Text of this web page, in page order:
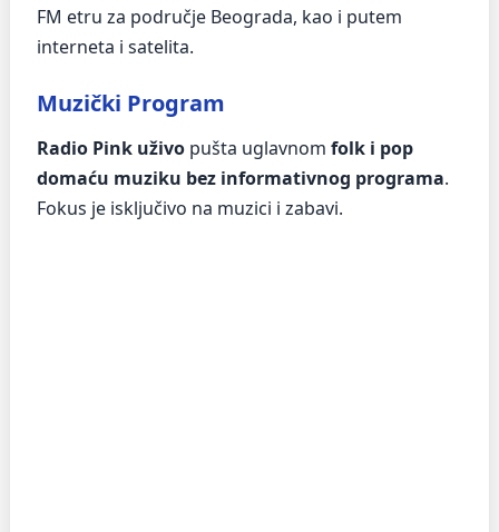
FM etru za područje Beograda, kao i putem
interneta i satelita.
Muzički Program
Radio Pink uživo pušta uglavnom folk i pop
domaću muziku bez informativnog programa.
Fokus je isključivo na muzici i zabavi.